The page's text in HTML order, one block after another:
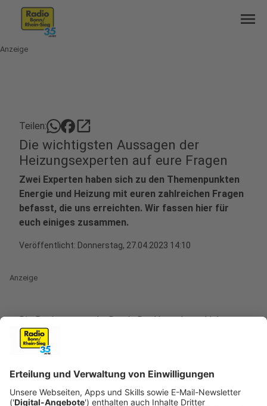
menu
Anzeige
Teilen: open_in_new
Die wichtigsten Aussagen der
Heizungsexperten auf eure Fragen
Zwei Experten haben sich zu den Themenpunkten
Energie und Heizung mit euren zahlreichen Fragen
befasst, die uns erreichten. Wir fassen hier für
euch einiges zusammen.
Veröffentlicht: Donnerstag, 27.04.2023 14:10
Anzeige
Die Regierung macht Druck. Der Umwelt zur Liebe
sollen die alten, schmutzigen Heizungen, die Öl und
Gas verbrennen, raus aus den Heizungskellern. Vor
am besten für alternative Heizmodelle, wie zum
Beispiel den Einbau einer Wärmepumpe entscheiden.